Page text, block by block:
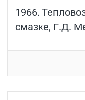
1966.
смазке, Г.Д.